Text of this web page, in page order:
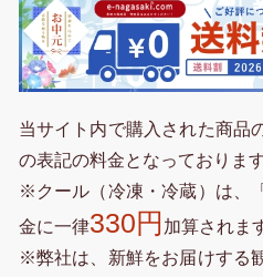
当サイト内で購入された商品
の表記の料金となっております
※クール（冷凍・冷蔵）は、
金に一律330円 加算されま
※弊社は、新鮮をお届けする